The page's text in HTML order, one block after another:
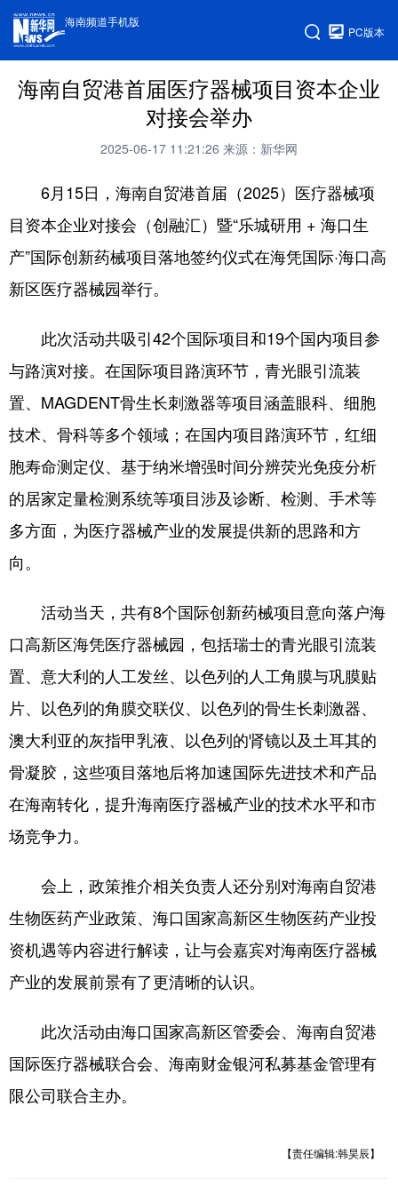
海南频道手机版
PC版本
海南自贸港首届医疗器械项目资本企业
对接会举办
2025-06-17 11:21:26 来源：新华网
6月15日，海南自贸港首届（2025）医疗器械项
目资本企业对接会（创融汇）暨“乐城研用 + 海口生
产”国际创新药械项目落地签约仪式在海凭国际·海口高
新区医疗器械园举行。
此次活动共吸引42个国际项目和19个国内项目参
与路演对接。在国际项目路演环节，青光眼引流装
置、MAGDENT骨生长刺激器等项目涵盖眼科、细胞
技术、骨科等多个领域；在国内项目路演环节，红细
胞寿命测定仪、基于纳米增强时间分辨荧光免疫分析
的居家定量检测系统等项目涉及诊断、检测、手术等
多方面，为医疗器械产业的发展提供新的思路和方
向。
活动当天，共有8个国际创新药械项目意向落户海
口高新区海凭医疗器械园，包括瑞士的青光眼引流装
置、意大利的人工发丝、以色列的人工角膜与巩膜贴
片、以色列的角膜交联仪、以色列的骨生长刺激器、
澳大利亚的灰指甲乳液、以色列的肾镜以及土耳其的
骨凝胶，这些项目落地后将加速国际先进技术和产品
在海南转化，提升海南医疗器械产业的技术水平和市
场竞争力。
会上，政策推介相关负责人还分别对海南自贸港
生物医药产业政策、海口国家高新区生物医药产业投
资机遇等内容进行解读，让与会嘉宾对海南医疗器械
产业的发展前景有了更清晰的认识。
此次活动由海口国家高新区管委会、海南自贸港
国际医疗器械联合会、海南财金银河私募基金管理有
限公司联合主办。
【责任编辑:韩昊辰】